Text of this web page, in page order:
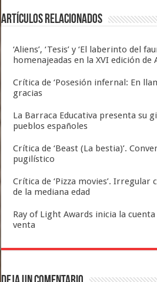
Artículos relacionados
‘Aliens’, ‘Tesis’ y ‘El laberinto del
homenajeadas en la XVI edición de
Crítica de ‘Posesión infernal: En
gracias
La Barraca Educativa presenta su
pueblos españoles
Crítica de ‘Beast (La bestia)’.
pugilístico
Crítica de ‘Pizza movies’. Irregular
de la mediana edad
Ray of Light Awards inicia la
venta